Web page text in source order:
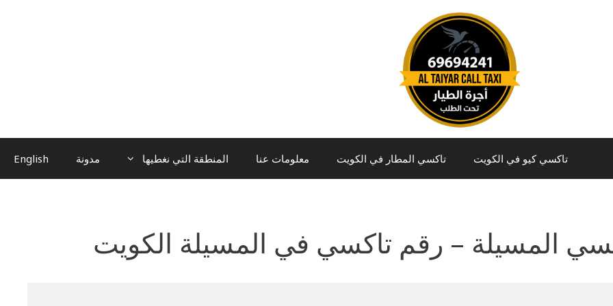
تاكسي كيو في الكويت تاكسي المطار في الكويت معلومات عنا المنطقة التي نغطيها مدونة English
المسيلة – رقم تاكسي في المسيلة الكويت